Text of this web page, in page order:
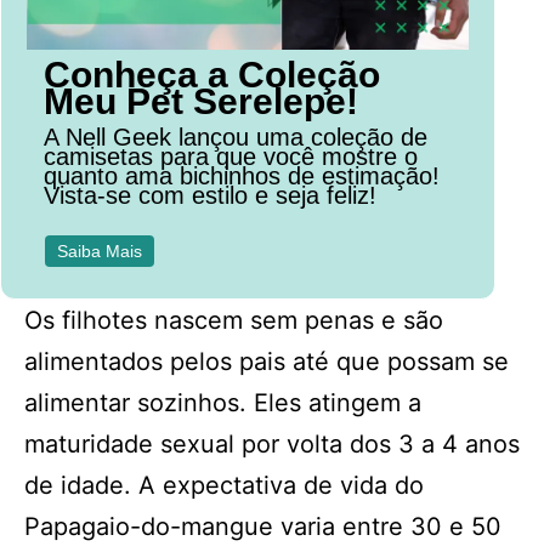
Conheça a Coleção
Meu Pet Serelepe!
A Nell Geek lançou uma coleção de
camisetas para que você mostre o
quanto ama bichinhos de estimação!
Vista-se com estilo e seja feliz!
Saiba Mais
Os filhotes nascem sem penas e são
alimentados pelos pais até que possam se
alimentar sozinhos. Eles atingem a
maturidade sexual por volta dos 3 a 4 anos
de idade. A expectativa de vida do
Papagaio-do-mangue varia entre 30 e 50